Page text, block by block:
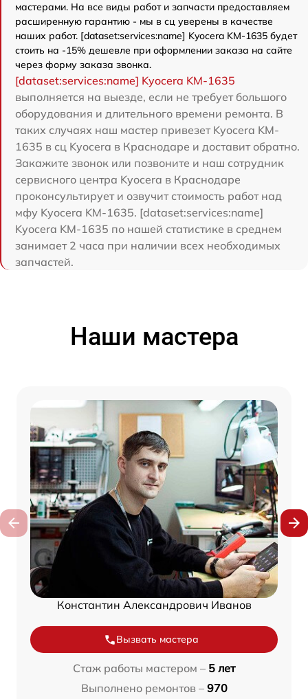
мастерами. На все виды работ и запчасти предоставляем
расширенную гарантию - мы в сц уверены в качестве
наших работ. [dataset:services:name] Kyocera KM-1635 будет
стоить на -15% дешевле при оформлении заказа на сайте
через форму заказа звонка.
[dataset:services:name] Kyocera KM-1635
выполняется на выезде, если не требует большого
оборудования и длительного времени ремонта. В
таких случаях наш мастер привезет Kyocera KM-
1635 в сц Kyocera в Краснодаре и доставит обратно.
Закажите звонок или позвоните и наш сотрудник
сервисного центра Kyocera в Краснодаре
проконсультирует и озвучит стоимость работ над
мфу Kyocera KM-1635. [dataset:services:name]
Kyocera KM-1635 по нашей статистике в среднем
занимает 2 часа при наличии всех необходимых
запчастей.
Наши мастера
Константин Александрович Иванов
Вызвать мастера
Стаж работы мастером – 5 лет
Выполнено ремонтов – 970